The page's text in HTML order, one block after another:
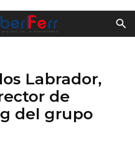
Labrador,
de
del grupo